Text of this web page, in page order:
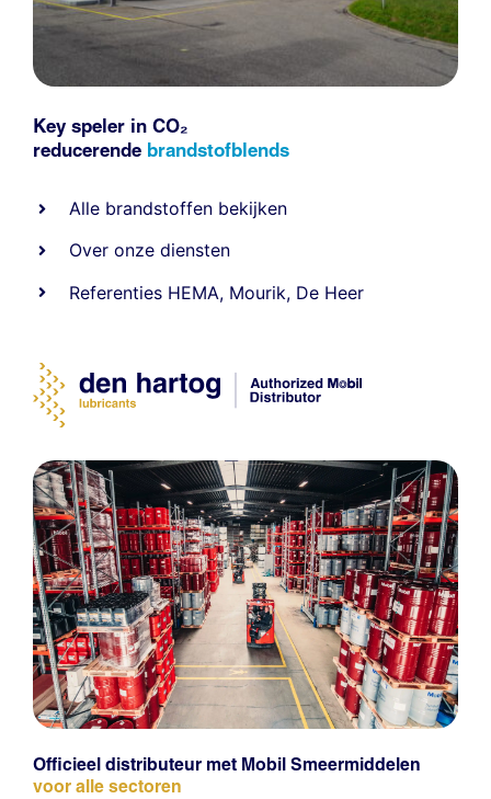
Key speler in CO₂
reducerende brandstofblends
Alle brandstoffen bekijken
Over onze diensten
Referenties HEMA, Mourik, De Heer
Officieel distributeur met Mobil Smeermiddelen
voor alle sectoren